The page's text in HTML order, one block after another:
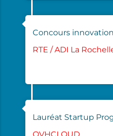
Concours
RTE / ADI La
Lauréat Startup
OVHCLOUD